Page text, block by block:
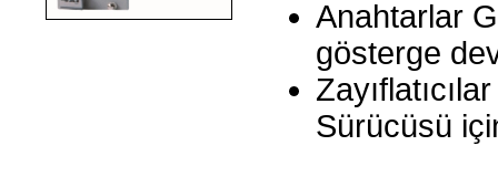
Anahtarlar
gösterge
Sürücüsü